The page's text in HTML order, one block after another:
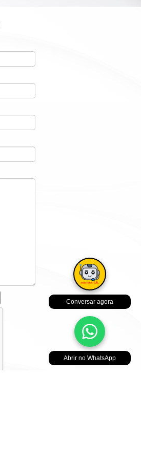
Abrir no WhatsApp
Conversar agora